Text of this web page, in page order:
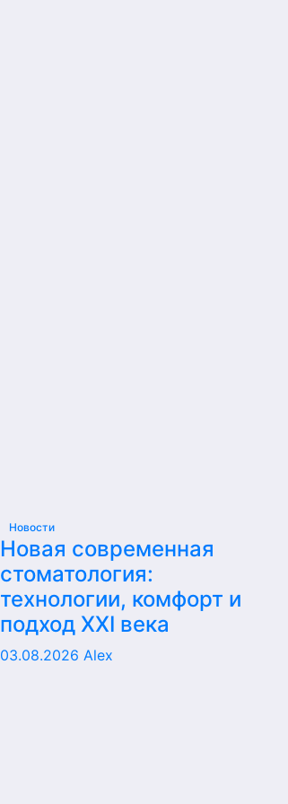
Новости
Новая современная
стоматология:
технологии, комфорт и
подход XXI века
03.08.2026 Alex